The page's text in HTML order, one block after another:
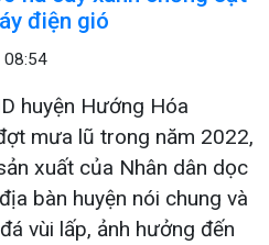
điện gió
huyện Hướng Hóa
mưa lũ trong năm 2022,
xuất của Nhân dân dọc
bàn huyện nói chung và
vùi lấp, ảnh hưởng đến